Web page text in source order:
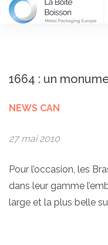
1664 : un
NEWS CAN
27 mai 2010
Pour l’occasion, les
dans leur gamme
large et la plus belle